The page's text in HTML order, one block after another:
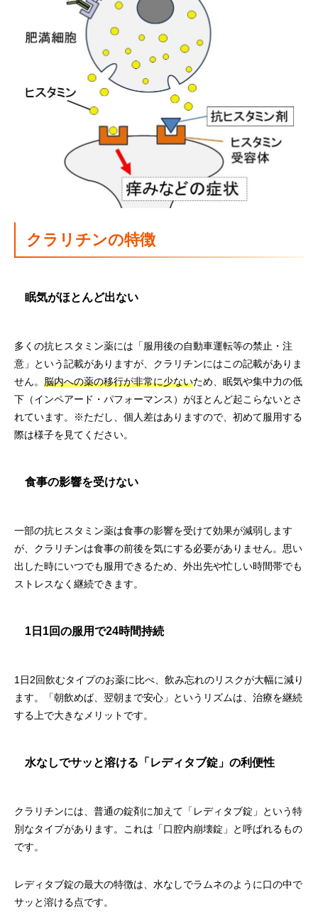
クラリチンの特徴
眠気がほとんど出ない
多くの抗ヒスタミン薬には「服用後の自動車運転等の禁止・注
意」という記載がありますが、クラリチンにはこの記載がありま
せん。 脳内への薬の移行が非常に少ないため、眠気や集中力の低
下（インペアード・パフォーマンス）がほとんど起こらないとさ
れています。※ただし、個人差はありますので、初めて服用する
際は様子を見てください。
食事の影響を受けない
一部の抗ヒスタミン薬は食事の影響を受けて効果が減弱します
が、クラリチンは食事の前後を気にする必要がありません。思い
出した時にいつでも服用できるため、外出先や忙しい時間帯でも
ストレスなく継続できます。
1日1回の服用で24時間持続
1日2回飲むタイプのお薬に比べ、飲み忘れのリスクが大幅に減り
ます。「朝飲めば、翌朝まで安心」というリズムは、治療を継続
する上で大きなメリットです。
水なしでサッと溶ける「レディタブ錠」の利便性
クラリチンには、普通の錠剤に加えて「レディタブ錠」という特
別なタイプがあります。これは「口腔内崩壊錠」と呼ばれるもの
です。
レディタブ錠の最大の特徴は、水なしでラムネのように口の中で
サッと溶ける点です。